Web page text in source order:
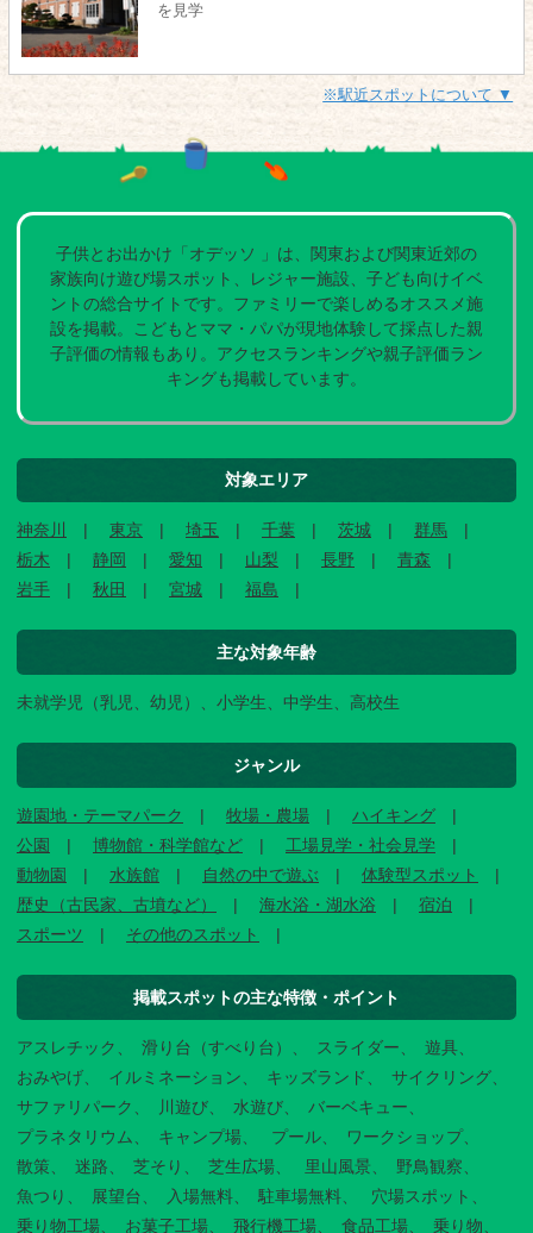
を見学
※駅近スポットについて ▼
子供とお出かけ「オデッソ 」は、関東および関東近郊の
家族向け遊び場スポット、レジャー施設、子ども向けイベ
ントの総合サイトです。ファミリーで楽しめるオススメ施
設を掲載。こどもとママ・パパが現地体験して採点した親
子評価の情報もあり。アクセスランキングや親子評価ラン
キングも掲載しています。
対象エリア
神奈川 東京 埼玉 千葉 茨城
群馬
栃木
静岡 愛知 山梨 長野
青森
岩手
秋田 宮城 福島
主な対象年齢
未就学児（乳児、幼児）、小学生、中学生、高校生
ジャンル
遊園地・テーマパーク 牧場・農場
ハイキング
公園
博物館・科学館など
工場見学・社会見学
動物園
水族館 自然の中で遊ぶ
体験型スポット
歴史（古民家、古墳など）
海水浴・湖水浴
宿泊
スポーツ
その他のスポット
掲載スポットの主な特徴・ポイント
アスレチック 滑り台（すべり台） スライダー
遊具
おみやげ
イルミネーション キッズランド
サイクリング
サファリパーク
川遊び 水遊び
バーベキュー
プラネタリウム
キャンプ場 プール
ワークショップ
散策
迷路 芝そり 芝生広場 里山風景
野鳥観察
魚つり
展望台 入場無料 駐車場無料
穴場スポット
乗り物工場
お菓子工場 飛行機工場 食品工場 乗り物